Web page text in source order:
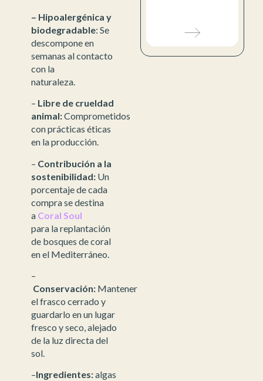
– Hipoalergénica y
biodegradable: Se
descompone en
semanas al contacto
con la
naturaleza.
– Libre de crueldad
animal:Comprometidos
con prácticas éticas
en la producción.
– Contribución a la
sostenibilidad:Un
porcentaje de cada
compra se destina
a Coral Soul
para la replantación
de bosques de coral
en el Mediterráneo.
–
Conservación:Mantener
el frasco cerrado y
guardarlo en un lugar
fresco y seco, alejado
de la luz directa del
sol.
–Ingredientes:algas